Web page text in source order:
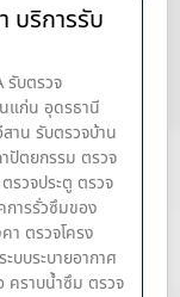
บริการรับ
รับตรวจ
แก่น อุดรธานี
าน รับตรวจบ้าน
ปัตยกรรม ตรวจ
รวจประตู ตรวจ
การรั่วซึมของ
า ตรวจโครง
บบระบายอากาศ
คราบน้ำซึม ตรวจ